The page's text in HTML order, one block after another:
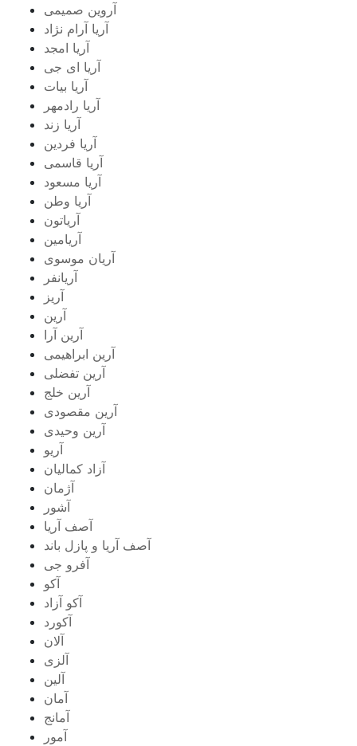
آروین صمیمی
آریا آرام نژاد
آریا امجد
آریا ای جی
آریا بیات
آریا رادمهر
آریا زند
آریا فردین
آریا قاسمی
آریا مسعود
آریا وطن
آریاتون
آریامین
آریان موسوی
آریانفر
آریز
آرین
آرین آرا
آرین ابراهیمی
آرین تفضلی
آرین خلج
آرین مقصودی
آرین وحیدی
آریو
آزاد کمالیان
آژمان
آشور
آصف آریا
آصف آریا و پازل باند
آفرو جی
آکو
آکو آزاد
آکورد
آلان
آلزی
آلین
آمان
آمانج
آمور